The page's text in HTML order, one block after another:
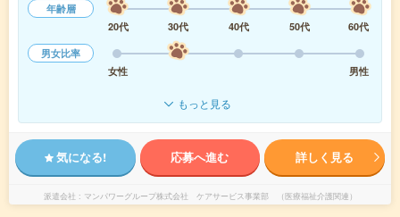
年齢層
20代
30代 40代 50代
60代
男女比率
女性
男性
もっと見る
気になる! 応募へ進む 詳しく見る
派遣会社 マンパワーグループ株式会社 ケアサービス事業部 （医療福祉介護関連）